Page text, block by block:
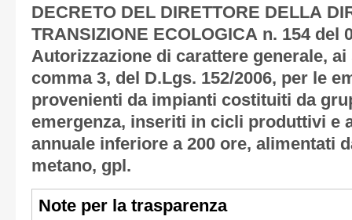
DECRETO DEL DIRETTORE DELLA
TRANSIZIONE ECOLOGICA n. 154 del
Autorizzazione di carattere generale,
comma 3, del D.Lgs. 152/2006, per le
provenienti da impianti costituiti da
emergenza, inseriti in cicli produttivi e
annuale inferiore a 200 ore, alimentati
metano, gpl.
Note per la trasparenza